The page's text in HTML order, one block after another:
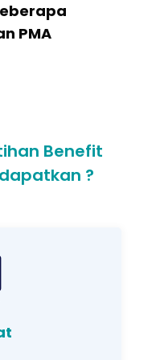
PMA
Benefit
?